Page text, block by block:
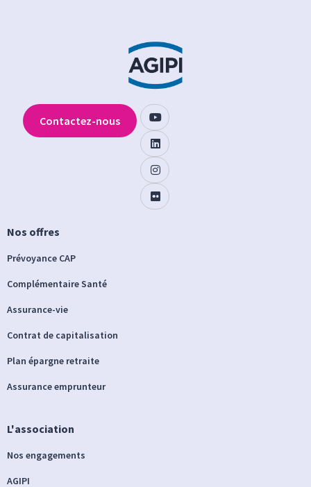
Nos offres
Prévoyance CAP
Complémentaire Santé
Assurance-vie
Contrat de capitalisation
Plan épargne retraite
Assurance emprunteur
L'association
Nos engagements
AGIPI
Contactez-nous